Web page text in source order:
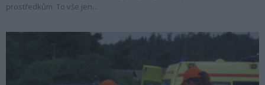
prostředkům. To vše jen...